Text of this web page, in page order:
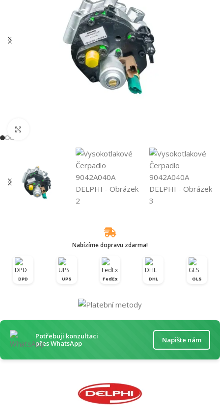
Nabízíme dopravu zdarma!
DPD UPS FedEx DHL GLS
Potřebuji konzultaci
přes WhatsApp
Napište nám